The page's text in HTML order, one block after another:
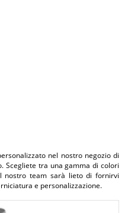
nel nostro negozio di
Scegliete tra una gamma di colori
nostro team sarà lieto di fornirvi
e personalizzazione.